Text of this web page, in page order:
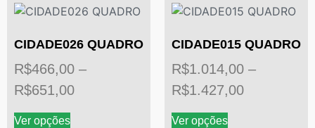
CIDADE026 QUADRO
R$466,00 –
R$651,00
Ver opções
CIDADE015 QUADRO
R$1.014,00 –
R$1.427,00
Ver opções